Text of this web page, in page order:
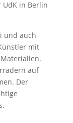
in Berlin
und auch
mit
auf
Der